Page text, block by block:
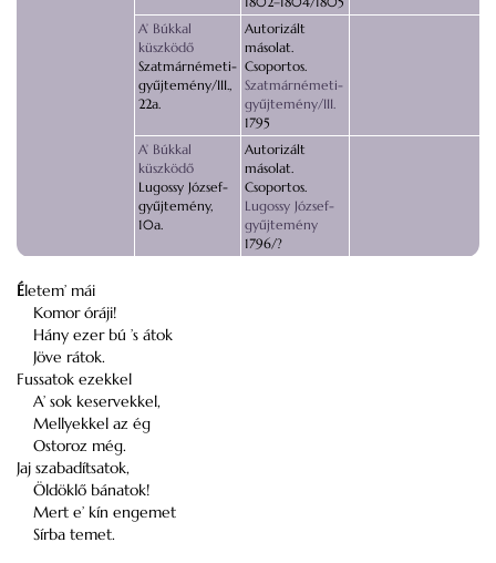
A’ Búkkal
küszködő
Szatmárnémeti-
gyűjtemény/III.,
22a.
Autorizált
másolat.
Csoportos.
Szatmárnémeti-
gyűjtemény/III.
1795
A’ Búkkal
küszködő
Lugossy József-
gyűjtemény,
10a.
Autorizált
másolat.
Csoportos.
Lugossy József-
gyűjtemény
1796/?
Életem’ mái
Komor óráji!
Hány ezer bú ’s átok
Jöve rátok.
Fussatok ezekkel
A’ sok keservekkel,
Mellyekkel az ég
Ostoroz még.
Jaj szabadítsatok,
Öldöklő bánatok!
Mert e’ kín engemet
Sírba temet.